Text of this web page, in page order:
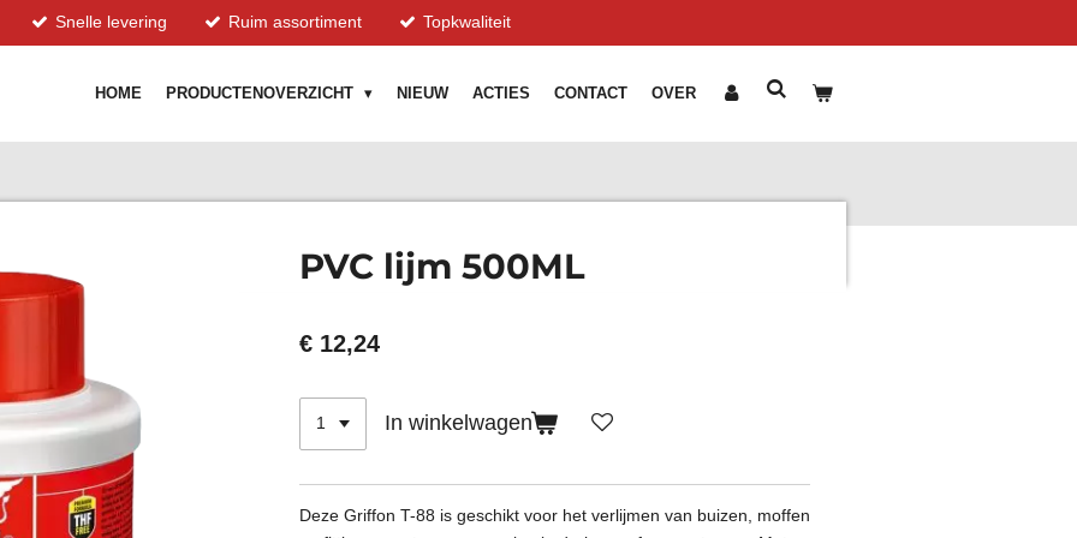
Snelle levering Ruim assortiment Topkwaliteit
HOME PRODUCTENOVERZICHT NIEUW ACTIES CONTACT OVER
PVC lijm 500ML
€ 12,24
In winkelwagen
Deze Griffon T-88 is geschikt voor het verlijmen van buizen, moffen